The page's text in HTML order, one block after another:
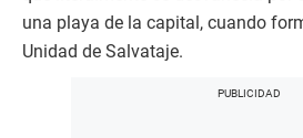
una playa de la capital, cuando
Unidad de Salvataje.